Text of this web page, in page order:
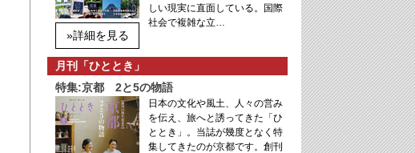
»詳細を見る
しい現実に直面している。国際
社会で複雑な立…
月刊「ひととき」
特集:京都 2と5の物語
日本の文化や風土、人々の営み
を伝え、旅へと誘ってきた「ひ
ととき」。当誌が幾度となく特
集してきたのが京都です。創刊